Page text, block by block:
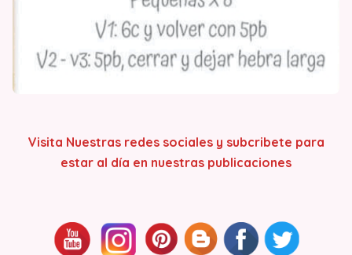
Visita Nuestras redes sociales y subcribete para
estar al día en nuestras publicaciones